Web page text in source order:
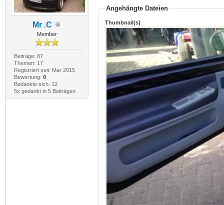
Mr .C
Member
Beiträge: 87
Themen: 17
Registriert seit: Mar 2015
Bewertung: 0
Bedankte sich: 12
5x gedankt in 5 Beiträgen
Angehängte Dateien
Thumbnail(s)